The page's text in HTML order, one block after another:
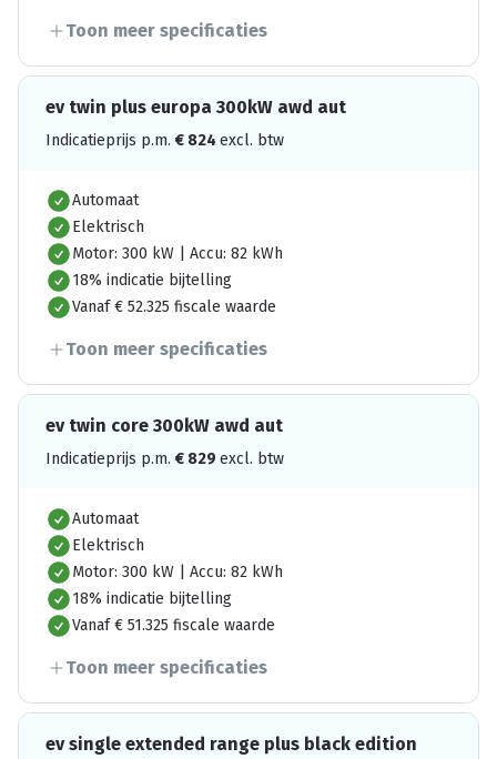
Toon meer specificaties
ev twin plus europa 300kW awd aut
Indicatieprijs p.m. € 824 excl. btw
Automaat
Elektrisch
Motor: 300 kW | Accu: 82 kWh
18% indicatie bijtelling
Vanaf € 52.325 fiscale waarde
Toon meer specificaties
ev twin core 300kW awd aut
Indicatieprijs p.m. € 829 excl. btw
Automaat
Elektrisch
Motor: 300 kW | Accu: 82 kWh
18% indicatie bijtelling
Vanaf € 51.325 fiscale waarde
Toon meer specificaties
ev single extended range plus black edition